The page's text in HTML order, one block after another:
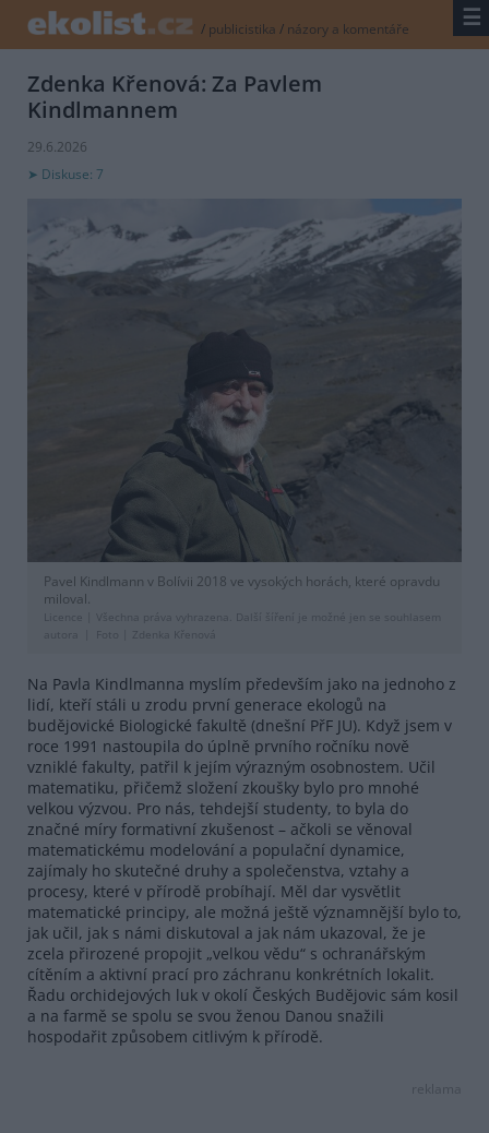
/ publicistika / názory a komentáře ☰
Zdenka Křenová: Za Pavlem
Kindlmannem
29.6.2026
Diskuse: 7
Pavel Kindlmann v Bolívii 2018 ve vysokých horách, které opravdu
miloval.
Licence |
Všechna práva vyhrazena. Další šíření je možné jen se souhlasem
autora
Foto | Zdenka Křenová
Na Pavla Kindlmanna myslím především jako na jednoho z
lidí, kteří stáli u zrodu první generace ekologů na
budějovické Biologické fakultě (dnešní PřF JU). Když jsem v
roce 1991 nastoupila do úplně prvního ročníku nově
vzniklé fakulty, patřil k jejím výrazným osobnostem. Učil
matematiku, přičemž složení zkoušky bylo pro mnohé
velkou výzvou. Pro nás, tehdejší studenty, to byla do
značné míry formativní zkušenost – ačkoli se věnoval
matematickému modelování a populační dynamice,
zajímaly ho skutečné druhy a společenstva, vztahy a
procesy, které v přírodě probíhají. Měl dar vysvětlit
matematické principy, ale možná ještě významnější bylo to,
jak učil, jak s námi diskutoval a jak nám ukazoval, že je
zcela přirozené propojit „velkou vědu“ s ochranářským
cítěním a aktivní prací pro záchranu konkrétních lokalit.
Řadu orchidejových luk v okolí Českých Budějovic sám kosil
a na farmě se spolu se svou ženou Danou snažili
hospodařit způsobem citlivým k přírodě.
reklama